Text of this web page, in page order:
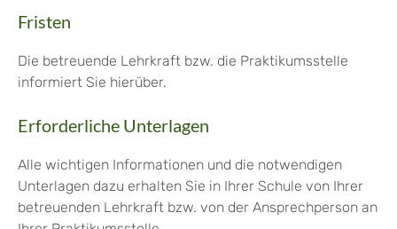
Fristen
Die betreuende Lehrkraft bzw. die Praktikumsstelle
informiert Sie hierüber.
Erforderliche Unterlagen
Alle wichtigen Informationen und die notwendigen
Unterlagen dazu erhalten Sie in Ihrer Schule von Ihrer
betreuenden Lehrkraft bzw. von der Ansprechperson an